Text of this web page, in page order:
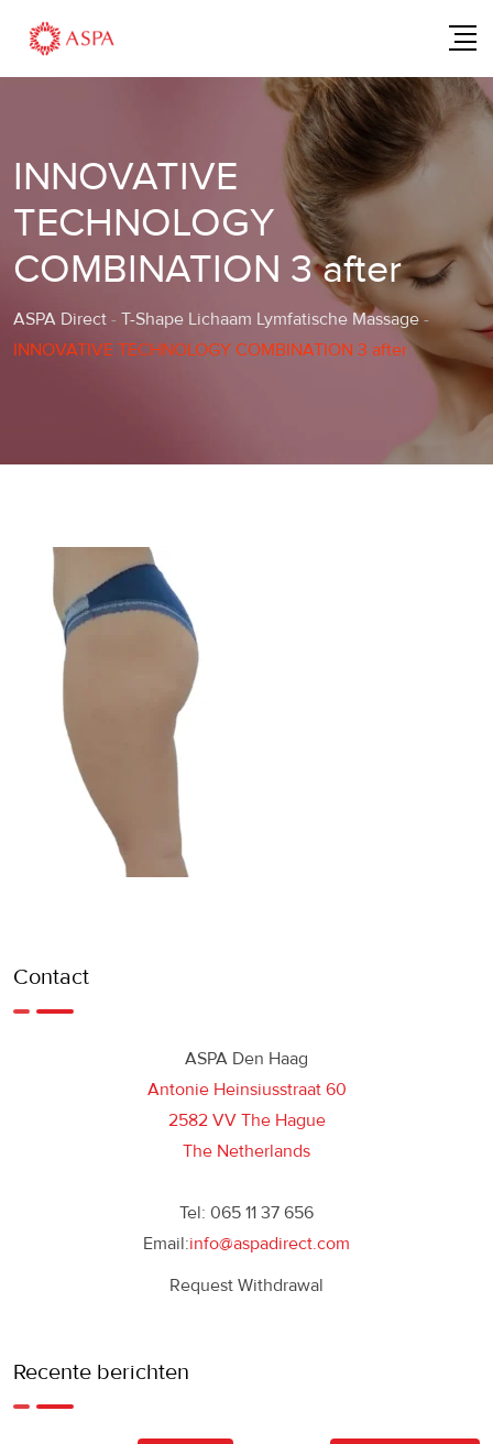
content
INNOVATIVE
TECHNOLOGY
COMBINATION 3 after
ASPA Direct - T-Shape Lichaam Lymfatische Massage-
INNOVATIVE TECHNOLOGY COMBINATION 3 after
Contact
ASPA Den Haag
Antonie Heinsiusstraat 60
2582 VV The Hague
The Netherlands
Tel: 065 11 37 656
Email:info@aspadirect.com
Request Withdrawal
Recente berichten